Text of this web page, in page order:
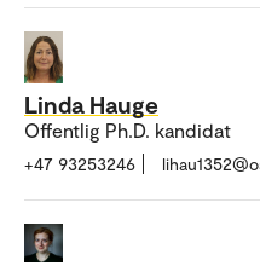
Linda Hauge
Offentlig Ph.D. kandidat
+47 93253246